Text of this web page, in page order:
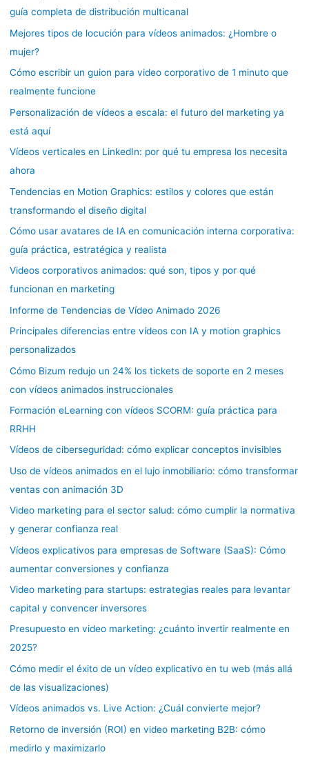
guía completa de distribución multicanal
Mejores tipos de locución para vídeos animados: ¿Hombre o
mujer?
Cómo escribir un guion para video corporativo de 1 minuto que
realmente funcione
Personalización de vídeos a escala: el futuro del marketing ya
está aquí
Vídeos verticales en LinkedIn: por qué tu empresa los necesita
ahora
Tendencias en Motion Graphics: estilos y colores que están
transformando el diseño digital
Cómo usar avatares de IA en comunicación interna corporativa:
guía práctica, estratégica y realista
Videos corporativos animados: qué son, tipos y por qué
funcionan en marketing
Informe de Tendencias de Vídeo Animado 2026
Principales diferencias entre vídeos con IA y motion graphics
personalizados
Cómo Bizum redujo un 24% los tickets de soporte en 2 meses
con vídeos animados instruccionales
Formación eLearning con vídeos SCORM: guía práctica para
RRHH
Vídeos de ciberseguridad: cómo explicar conceptos invisibles
Uso de vídeos animados en el lujo inmobiliario: cómo transformar
ventas con animación 3D
Video marketing para el sector salud: cómo cumplir la normativa
y generar confianza real
Vídeos explicativos para empresas de Software (SaaS): Cómo
aumentar conversiones y confianza
Video marketing para startups: estrategias reales para levantar
capital y convencer inversores
Presupuesto en video marketing: ¿cuánto invertir realmente en
2025?
Cómo medir el éxito de un vídeo explicativo en tu web (más allá
de las visualizaciones)
Vídeos animados vs. Live Action: ¿Cuál convierte mejor?
Retorno de inversión (ROI) en video marketing B2B: cómo
medirlo y maximizarlo